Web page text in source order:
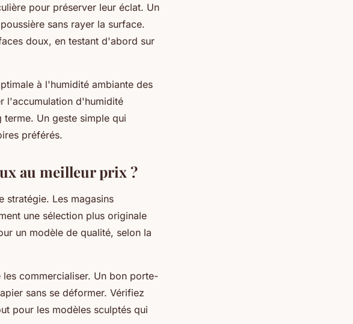
pour préserver leur éclat. Un
sans rayer la surface.
doux, en testant d'abord sur
à l'humidité ambiante des
l'accumulation d'humidité
Un geste simple qui
préférés.
au meilleur prix ?
stratégie. Les magasins
une sélection plus originale
un modèle de qualité, selon la
commercialiser. Un bon porte-
sans se déformer. Vérifiez
pour les modèles sculptés qui